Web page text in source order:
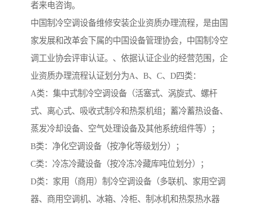
者来电咨询。
中国制冷空调设备维修安装企业资质办理流程，是由国
家发展和改革会下属的中国设备管理协会，中国制冷空
调工业协会评审认证。、依据认证企业的经营范围，企
业资质办理流程认证划分为A、B、C、D四类：
A类：集中式制冷空调设备（活塞式、涡旋式、螺杆
式、离心式、吸收式制冷和热泵机组；蓄冷蓄热设备、
蒸发冷却设备、空气处理设备及其他系统组件等）；
B类：净化空调设备（按净化等级划分）；
C类：冷冻冷藏设备（按冷冻冷藏库吨位划分）；
D类：家用（商用）制冷空调设备（多联机、家用空调
器、商用空调机、冰箱、冷柜、制冰机和热泵热水器